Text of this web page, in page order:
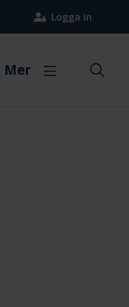
Logga in
Mer